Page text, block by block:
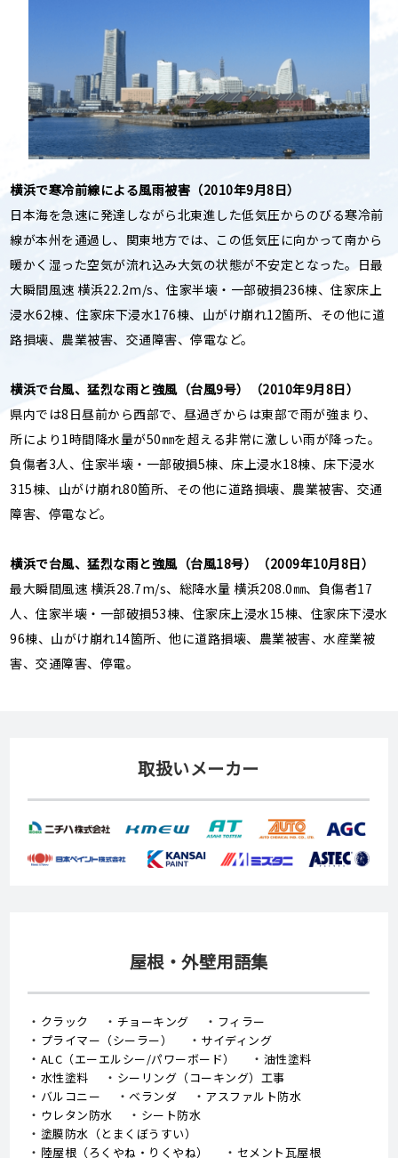
横浜で寒冷前線による風雨被害（2010年9月8日）
日本海を急速に発達しながら北東進した低気圧からのびる寒冷前
線が本州を通過し、関東地方では、この低気圧に向かって南から
暖かく湿った空気が流れ込み大気の状態が不安定となった。日最
大瞬間風速 横浜22.2m/s、住家半壊・一部破損236棟、住家床上
浸水62棟、住家床下浸水176棟、山がけ崩れ12箇所、その他に道
路損壊、農業被害、交通障害、停電など。
横浜で台風、猛烈な雨と強風（台風9号）（2010年9月8日）
県内では8日昼前から西部で、昼過ぎからは東部で雨が強まり、
所により1時間降水量が50㎜を超える非常に激しい雨が降った。
負傷者3人、住家半壊・一部破損5棟、床上浸水18棟、床下浸水
315棟、山がけ崩れ80箇所、その他に道路損壊、農業被害、交通
障害、停電など。
横浜で台風、猛烈な雨と強風（台風18号）（2009年10月8日）
最大瞬間風速 横浜28.7m/s、総降水量 横浜208.0㎜、負傷者17
人、住家半壊・一部破損53棟、住家床上浸水15棟、住家床下浸水
96棟、山がけ崩れ14箇所、他に道路損壊、農業被害、水産業被
害、交通障害、停電。
取扱いメーカー
屋根・外壁用語集
クラック チョーキング
フィラー
プライマー（シーラー）
サイディング
ALC（エーエルシー/パワーボード）
油性塗料
水性塗料
シーリング（コーキング）工事
バルコニー
ベランダ
アスファルト防水
ウレタン防水
シート防水
塗膜防水（とまくぼうすい）
陸屋根（ろくやね・りくやね）
セメント瓦屋根